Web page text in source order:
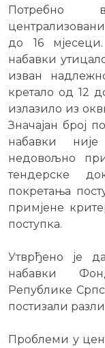
Потребно
до 16
набавки
изван
кретало од 12
излазило из
Значајан број
набавки
недовољно
тендерске
покретања
примјене
поступка.
Утврђено је
набавки
Републике
постизали
Проблеми у